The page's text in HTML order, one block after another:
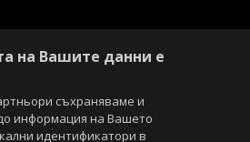
на Вашите данни е
съхраняваме и
информация на Вашето
идентификатори в